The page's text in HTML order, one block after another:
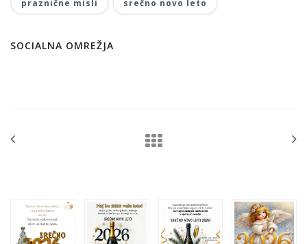
praznične misli srečno novo leto
SOCIALNA OMREŽJA